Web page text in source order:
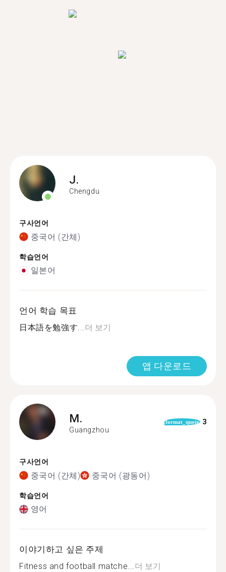
J.
Chengdu
구사언어
중국어 (간체)
학습언어
일본어
언어 학습 목표
日本語を勉強す...더 보기
앱 다운로드
M.
Guangzhou
format_quote 3
구사언어
중국어 (간체) 중국어 (광동어)
학습언어
영어
이야기하고 싶은 주제
Fitness and football matche...더 보기